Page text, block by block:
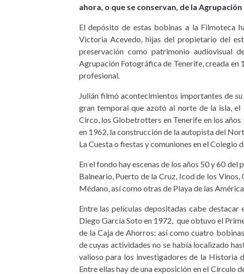
ahora, o que se conservan, de la
El depósito de estas bobinas a la Filmoteca
Victoria Acevedo, hijas del propietario del
preservación como patrimonio audiovisual
Agrupación Fotográfica de Tenerife, creada en
profesional.
Julián filmó acontecimientos importantes de
gran temporal que azotó al norte de la isla,
Circo, los Globetrotters en Tenerife en los
en 1962, la construcción de la autopista del
La Cuesta o fiestas y comuniones en el Colegio
En el fondo hay escenas de los años 50 y 60
Balneario, Puerto de la Cruz, Icod de los Vinos,
Médano, así como otras de Playa de las
Entre las películas depositadas cabe destacar
Diego García Soto en 1972, que obtuvo el
de la Caja de Ahorros; así como cuatro
de cuyas actividades no se había localizado
valioso para los investigadores de la Historia
Entre ellas hay de una exposición en el Círculo